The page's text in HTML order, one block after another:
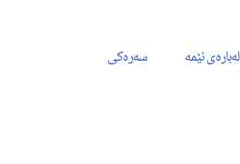
سەرەکی لەبارەی ئێمە